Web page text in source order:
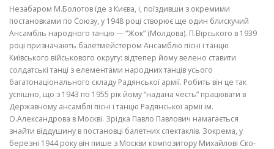
Незабаром М.Болотов їде з Києва, і, поїздивши з окремими
постанов­ками по Союзу, у 1948 році створює ще один блискучий
Ансамбль народ­ного танцю — “Жок” (Молдова). П.Вірського в 1939
році призначають балетмейстером Ансамблю піс­ні і танцю
Київського військового округу: відтепер йому велено ставити
солдатські танці з елементами народних танців усього
багатонаціонально­го складу Радянської армії. Робить він це так
успішно, що з 1943 по 1955 рік йому “надана честь” працювати в
Державному ансамблі пісні і танцю Радянської армії ім.
О.Александрова в Москві. Зрідка Павло Павлович намагається
знайти віддушину в постановці балетних спектаклів. Зокре­ма, у
березні 1944 року він пише з Москви композитору Михайлові Ско-